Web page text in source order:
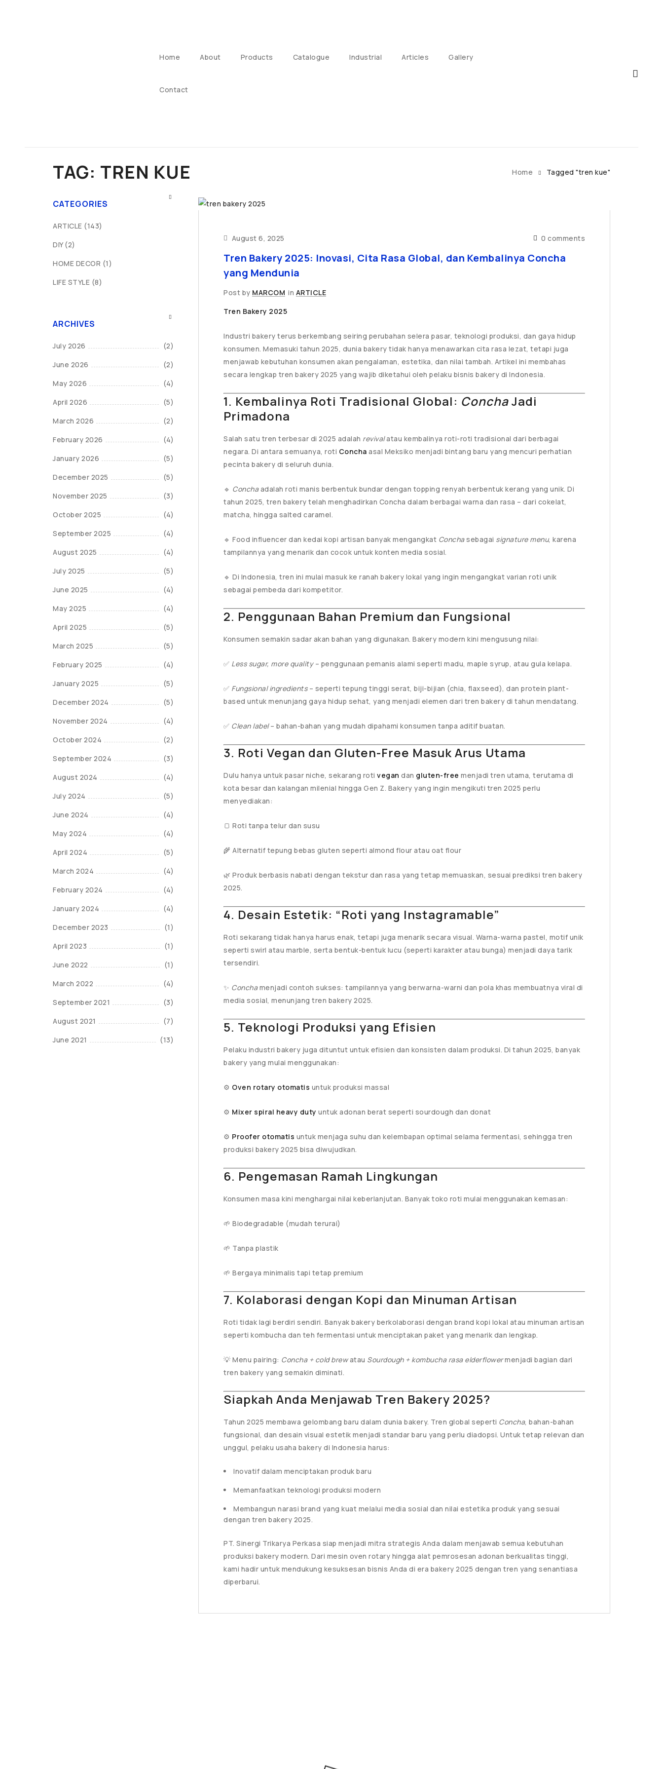
Home About Products Catalogue Industrial Articles Gallery
Contact
Home Tagged "tren kue"
TAG: TREN KUE
CATEGORIES
ARTICLE (143)
DIY(2)
HOME DECOR (1)
LIFE STYLE (8)
ARCHIVES
July 2026
(2)
June 2026
(2)
May 2026
(4)
April 2026
(5)
March 2026
(2)
February 2026
(4)
January 2026
(5)
December 2025
(5)
November 2025
(3)
October 2025
(4)
September 2025
(4)
August 2025
(4)
July 2025
(5)
June 2025
(4)
May 2025
(4)
April 2025
(5)
March 2025
(5)
February 2025
(4)
January 2025
(5)
December 2024
(5)
November 2024
(4)
October 2024
(2)
September 2024
(3)
August 2024
(4)
July 2024
(5)
June 2024
(4)
May 2024
(4)
April 2024
(5)
March 2024
(4)
February 2024
(4)
January 2024
(4)
December 2023
(1)
April 2023
(1)
June 2022
(1)
March 2022
(4)
September 2021
(3)
August 2021
(7)
June 2021
(13)
August 6, 2025 0 comments
Tren Bakery 2025: Inovasi, Cita Rasa Global, dan Kembalinya Concha
yang Mendunia
Post by MARCOM in ARTICLE
Tren Bakery 2025
Industri bakery terus berkembang seiring perubahan selera pasar, teknologi produksi, dan gaya hidup
konsumen. Memasuki tahun 2025, dunia bakery tidak hanya menawarkan cita rasa lezat, tetapi juga
menjawab kebutuhan konsumen akan pengalaman, estetika, dan nilai tambah. Artikel ini membahas
secara lengkap tren bakery 2025 yang wajib diketahui oleh pelaku bisnis bakery di Indonesia.
1. Kembalinya Roti Tradisional Global: ConchaJadi
Primadona
Salah satu tren terbesar di 2025 adalah revivalatau kembalinya roti-roti tradisional dari berbagai
negara. Di antara semuanya, roti Concha asal Meksiko menjadi bintang baru yang mencuri perhatian
pecinta bakery di seluruh dunia.
🔹 Conchaadalah roti manis berbentuk bundar dengan topping renyah berbentuk kerang yang unik. Di
tahun 2025, tren bakery telah menghadirkan Concha dalam berbagai warna dan rasa – dari cokelat,
matcha, hingga salted caramel.
🔹 Food influencer dan kedai kopi artisan banyak mengangkat Conchasebagai signature menu, karena
tampilannya yang menarik dan cocok untuk konten media sosial.
🔹 Di Indonesia, tren ini mulai masuk ke ranah bakery lokal yang ingin mengangkat varian roti unik
sebagai pembeda dari kompetitor.
2. Penggunaan Bahan Premium dan Fungsional
Konsumen semakin sadar akan bahan yang digunakan. Bakery modern kini mengusung nilai:
✅ Less sugar, more quality– penggunaan pemanis alami seperti madu, maple syrup, atau gula kelapa.
✅ Fungsional ingredients– seperti tepung tinggi serat, biji-bijian (chia, flaxseed), dan protein plant-
based untuk menunjang gaya hidup sehat, yang menjadi elemen dari tren bakery di tahun mendatang.
✅ Clean label– bahan-bahan yang mudah dipahami konsumen tanpa aditif buatan.
3. Roti Vegan dan Gluten-Free Masuk Arus Utama
Dulu hanya untuk pasar niche, sekarang roti vegan dan gluten-free menjadi tren utama, terutama di
kota besar dan kalangan milenial hingga Gen Z. Bakery yang ingin mengikuti tren 2025 perlu
menyediakan:
🍞 Roti tanpa telur dan susu
🌾 Alternatif tepung bebas gluten seperti almond flour atau oat flour
🌿 Produk berbasis nabati dengan tekstur dan rasa yang tetap memuaskan, sesuai prediksi tren bakery
2025.
4. Desain Estetik: “Roti yang Instagramable”
Roti sekarang tidak hanya harus enak, tetapi juga menarik secara visual. Warna-warna pastel, motif unik
seperti swirl atau marble, serta bentuk-bentuk lucu (seperti karakter atau bunga) menjadi daya tarik
tersendiri.
✨ Conchamenjadi contoh sukses: tampilannya yang berwarna-warni dan pola khas membuatnya viral di
media sosial, menunjang tren bakery 2025.
5. Teknologi Produksi yang Efisien
Pelaku industri bakery juga dituntut untuk efisien dan konsisten dalam produksi. Di tahun 2025, banyak
bakery yang mulai menggunakan:
⚙️ Oven rotary otomatis untuk produksi massal
⚙️ Mixer spiral heavy duty untuk adonan berat seperti sourdough dan donat
⚙️ Proofer otomatis untuk menjaga suhu dan kelembapan optimal selama fermentasi, sehingga tren
produksi bakery 2025 bisa diwujudkan.
6. Pengemasan Ramah Lingkungan
Konsumen masa kini menghargai nilai keberlanjutan. Banyak toko roti mulai menggunakan kemasan:
🌱 Biodegradable (mudah terurai)
🌱 Tanpa plastik
🌱 Bergaya minimalis tapi tetap premium
7. Kolaborasi dengan Kopi dan Minuman Artisan
Roti tidak lagi berdiri sendiri. Banyak bakery berkolaborasi dengan brand kopi lokal atau minuman artisan
seperti kombucha dan teh fermentasi untuk menciptakan paket yang menarik dan lengkap.
💡 Menu pairing: Concha + cold brewatau Sourdough + kombucha rasa elderflowermenjadi bagian dari
tren bakery yang semakin diminati.
Siapkah Anda Menjawab Tren Bakery 2025?
Tahun 2025 membawa gelombang baru dalam dunia bakery. Tren global seperti Concha, bahan-bahan
fungsional, dan desain visual estetik menjadi standar baru yang perlu diadopsi. Untuk tetap relevan dan
unggul, pelaku usaha bakery di Indonesia harus:
Inovatif dalam menciptakan produk baru
Memanfaatkan teknologi produksi modern
Membangun narasi brand yang kuat melalui media sosial dan nilai estetika produk yang sesuai
dengan tren bakery 2025.
PT. Sinergi Trikarya Perkasa siap menjadi mitra strategis Anda dalam menjawab semua kebutuhan
produksi bakery modern. Dari mesin oven rotary hingga alat pemrosesan adonan berkualitas tinggi,
kami hadir untuk mendukung kesuksesan bisnis Anda di era bakery 2025 dengan tren yang senantiasa
diperbarui.